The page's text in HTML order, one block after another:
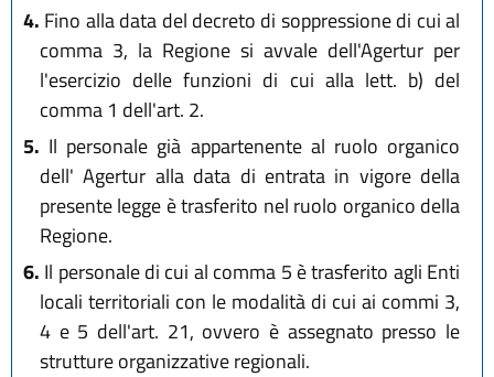
4. Fino alla data del decreto di soppressione di cui al
comma 3, la Regione si avvale dell'Agertur per
l'esercizio delle funzioni di cui alla lett. b) del
comma 1 dell'art. 2.
5. Il personale già appartenente al ruolo organico
dell' Agertur alla data di entrata in vigore della
presente legge è trasferito nel ruolo organico della
Regione.
6. Il personale di cui al comma 5 è trasferito agli Enti
locali territoriali con le modalità di cui ai commi 3,
4 e 5 dell'art. 21, ovvero è assegnato presso le
strutture organizzative regionali.